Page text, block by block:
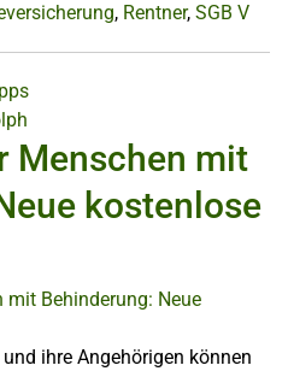
, Rentner, SGB V
Menschen mit
kostenlose
ihre Angehörigen können